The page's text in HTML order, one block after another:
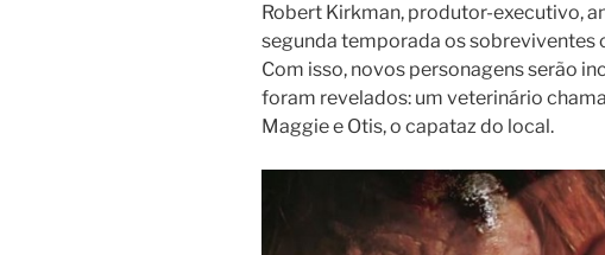
Robert Kirkman, produtor-executivo,
segunda temporada os sobreviventes
Com isso, novos personagens serão
foram revelados: um veterinário
Maggie e Otis, o capataz do local.